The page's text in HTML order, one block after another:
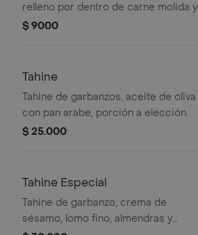
relleno por dentro de carne molida y
cebolla cristalizada, porción a
$ 9000
Tahine
Tahine de garbanzos, aceite de oliva
con pan arabe, porción a elección.
$ 25.000
Tahine Especial
Tahine de garbanzo, crema de
sésamo, lomo fino, almendras y